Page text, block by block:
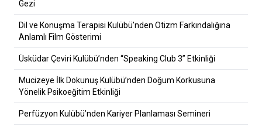
Gezi
Dil ve Konuşma Terapisi Kulübü’nden Otizm Farkındalığına
Anlamlı Film Gösterimi
Üsküdar Çeviri Kulübü’nden “Speaking Club 3” Etkinliği
Mucizeye İlk Dokunuş Kulübü’nden Doğum Korkusuna
Yönelik Psikoeğitim Etkinliği
Perfüzyon Kulübü’nden Kariyer Planlaması Semineri